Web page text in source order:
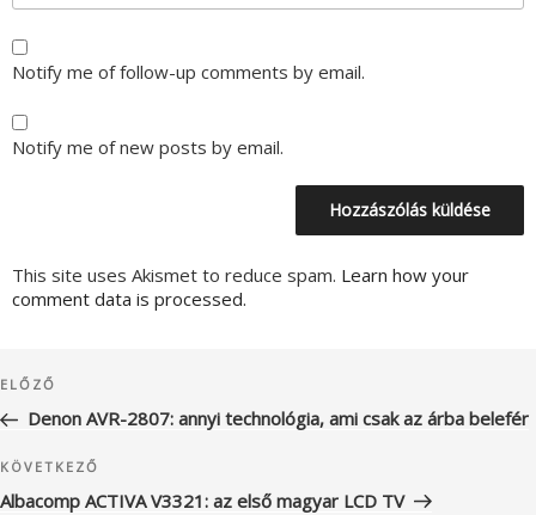
Notify me of follow-up comments by email.
Notify me of new posts by email.
This site uses Akismet to reduce spam. Learn how your
comment data is processed.
navigáció
Korábbi
bejegyzés
ELŐZŐ
Denon AVR-2807: annyi technológia, ami csak az árba belefér
Következő
bejegyzés
KÖVETKEZŐ
Albacomp ACTIVA V3321: az első magyar LCD TV